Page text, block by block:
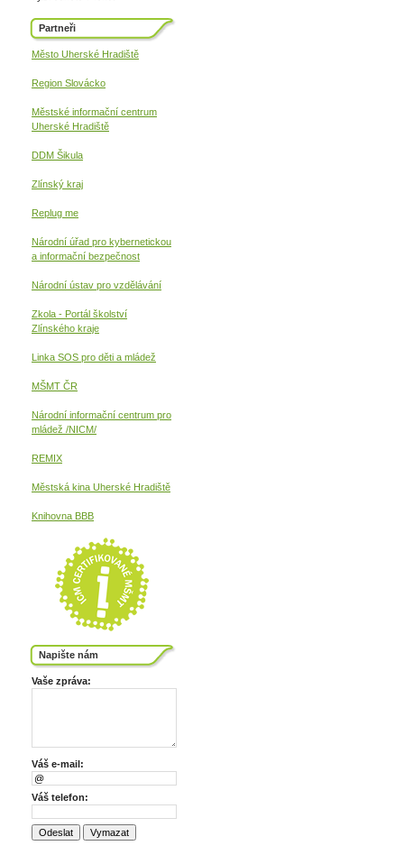
Partneři
Město Uherské Hradiště
Region Slovácko
Městské informační centrum
Uherské Hradiště
DDM Šikula
Zlínský kraj
Replug me
Národní úřad pro kybernetickou
a informační bezpečnost
Národní ústav pro vzdělávání
Zkola - Portál školství
Zlínského kraje
Linka SOS pro děti a mládež
MŠMT ČR
Národní informační centrum pro
mládež /NICM/
REMIX
Městská kina Uherské Hradiště
Knihovna BBB
Napište nám
Vaše zpráva:
Váš e-mail:
Váš telefon: